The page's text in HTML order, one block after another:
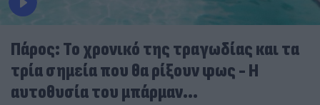
Πάρος: Το χρονικό της τραγωδίας και τα
τρία σημεία που θα ρίξουν φως - Η
αυτοθυσία του μπάρμαν...